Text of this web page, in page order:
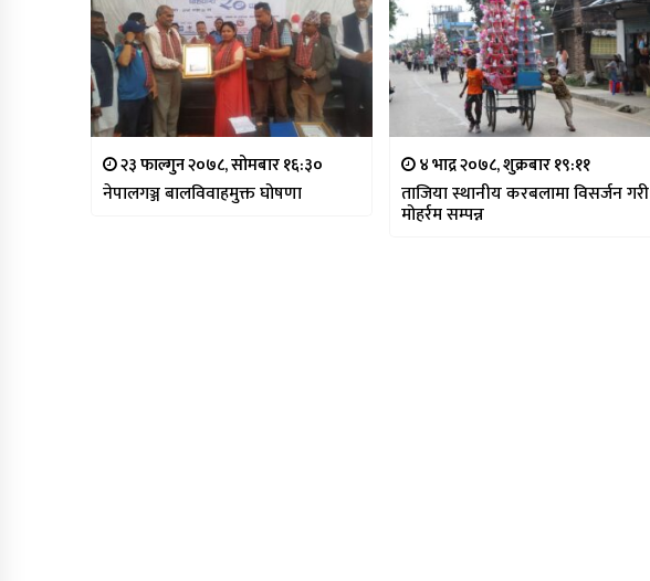
२३ फाल्गुन २०७८, सोमबार १६:३०
नेपालगञ्ज बालविवाहमुक्त घोषणा
४ भाद्र २०७८, शुक्रबार १९:११
ताजिया स्थानीय करबलामा विसर्जन गरी
मोहर्रम सम्पन्न